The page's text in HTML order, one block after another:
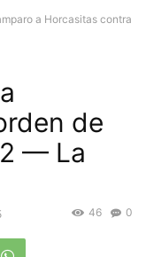
a Horcasitas contra
de
— La
0
46